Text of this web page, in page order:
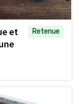
et
Retenue